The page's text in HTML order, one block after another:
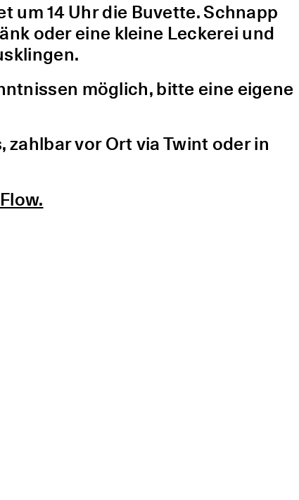
um 14 Uhr die Buvette. Schnapp
oder eine kleine Leckerei und
möglich, bitte eine eigene
zahlbar vor Ort via Twint oder in